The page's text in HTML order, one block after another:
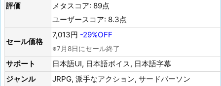
評価
メタスコア: 89点
ユーザースコア: 8.3点
セール価格
7,013円 -29%OFF
※7月8日にセール終了
サポート
日本語UI, 日本語ボイス, 日本語字幕
ジャンル
JRPG, 派手なアクション, サードパーソン